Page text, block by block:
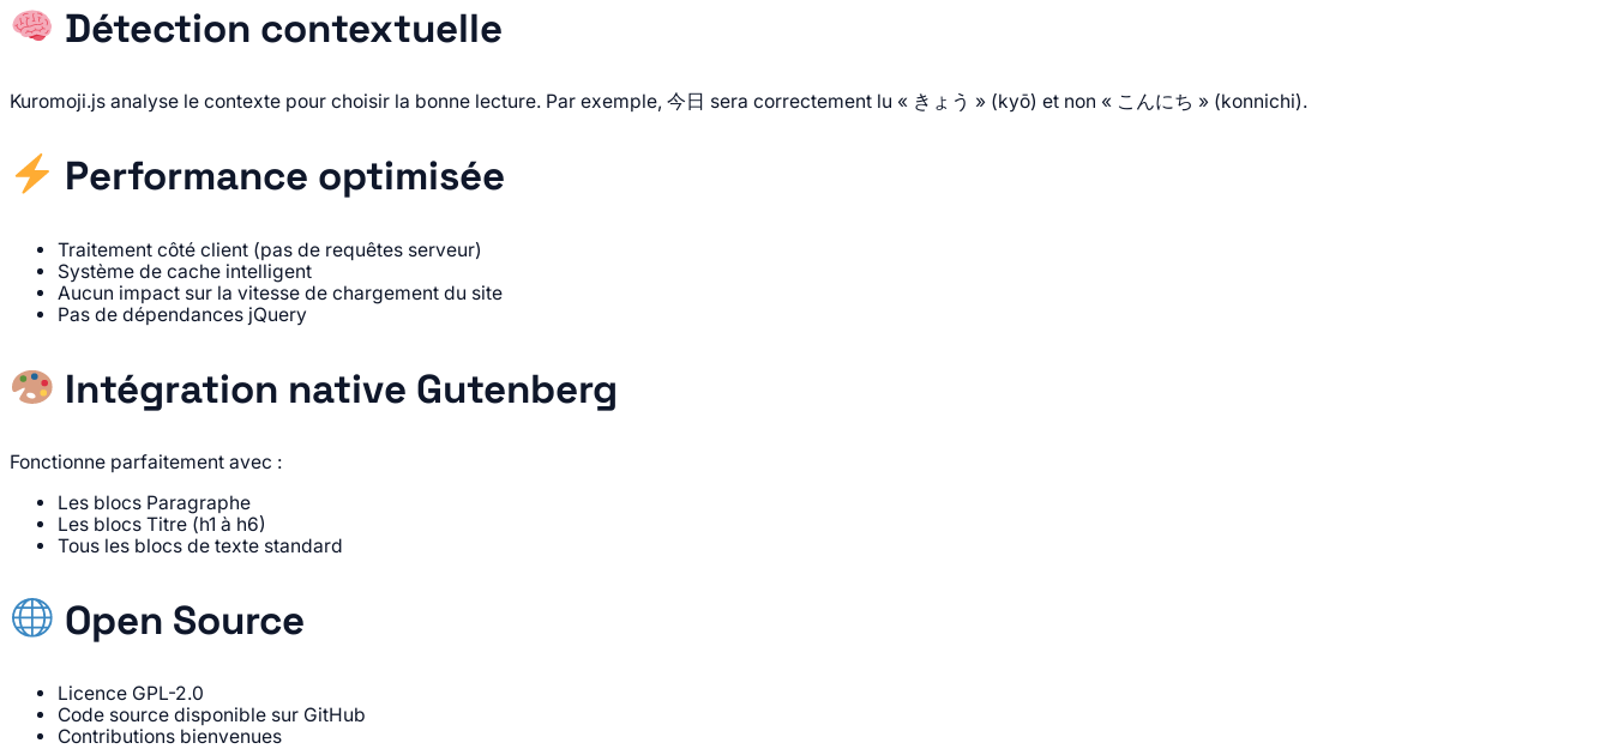
Détection contextuelle
Kuromoji.js analyse le contexte pour choisir la bonne lecture. Par exemple, 今日 sera correctement lu « きょう » (kyō) et non « こんにち » (konnichi).
Performance optimisée
Traitement côté client (pas de requêtes serveur)
Système de cache intelligent
Aucun impact sur la vitesse de chargement du site
Pas de dépendances jQuery
Intégration native Gutenberg
Fonctionne parfaitement avec :
Les blocs Paragraphe
Les blocs Titre (h1 à h6)
Tous les blocs de texte standard
Open Source
Licence GPL-2.0
Code source disponible sur GitHub
Contributions bienvenues